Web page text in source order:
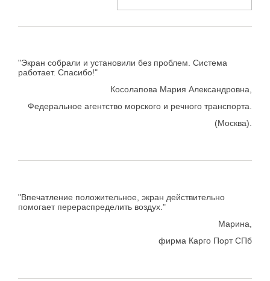
"Экран собрали и установили без проблем. Система
работает. Спасибо!"
Косолапова Мария Александровна,
Федеральное агентство морского и речного транспорта.
(Москва).
"Впечатление положительное, экран действительно
помогает перераспределить воздух."
Марина,
фирма Карго Порт СПб